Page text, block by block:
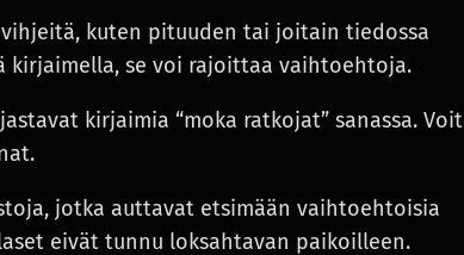
kuten pituuden tai joitain tiedossa
kirjaimella, se voi rajoittaa vaihtoehtoja.
kirjaimia “moka ratkojat” sanassa. Voit
jotka auttavat etsimään vaihtoehtoisia
eivät tunnu loksahtavan paikoilleen.